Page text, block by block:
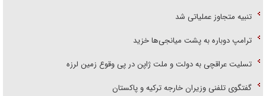
تنبیه متجاوز عملیاتی شد
ترامپ دوباره به پشت میانجی‌ها خزید
تسلیت عراقچی به دولت و ملت ژاپن در پی وقوع زمین لرزه
گفتگوی تلفنی وزیران خارجه ترکیه و پاکستان